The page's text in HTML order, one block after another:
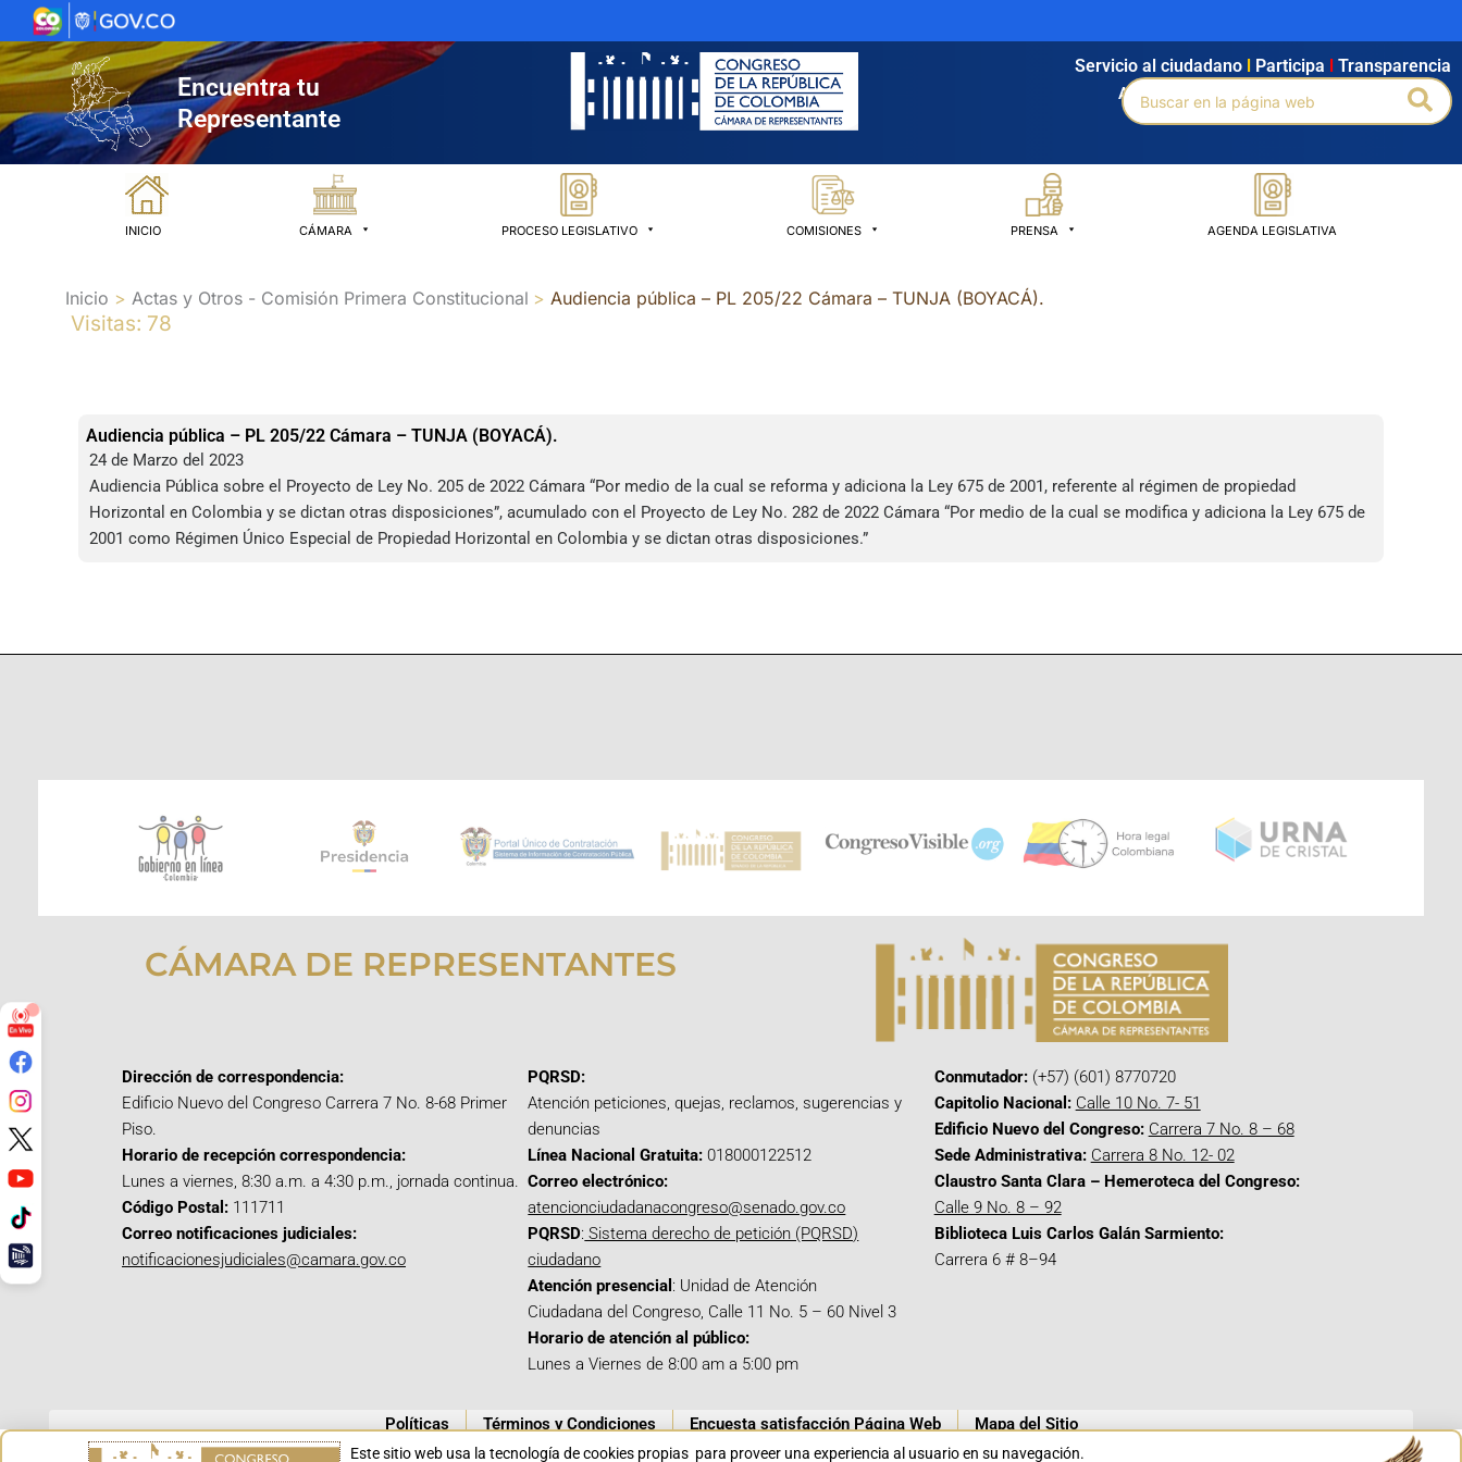
al
contenido
Encuentra tu
Representante
Agendamiento Intranet Búsqueda avanzada
Servicio al ciudadano Participa Transparencia
Buscar
por:
INICIO CÁMARA PROCESO LEGISLATIVO COMISIONES PRENSA AGENDA LEGISLATIVA
Inicio Actas y Otros - Comisión Primera Constitucional Audiencia pública – PL 205/22 Cámara – TUNJA (BOYACÁ).
Visitas: 78
Audiencia pública – PL 205/22 Cámara – TUNJA (BOYACÁ).
24 de Marzo del 2023
Audiencia Pública sobre el Proyecto de Ley No. 205 de 2022 Cámara “Por medio de la cual se reforma y adiciona la Ley 675 de 2001, referente al régimen de propiedad
Horizontal en Colombia y se dictan otras disposiciones”, acumulado con el Proyecto de Ley No. 282 de 2022 Cámara “Por medio de la cual se modifica y adiciona la Ley 675 de
2001 como Régimen Único Especial de Propiedad Horizontal en Colombia y se dictan otras disposiciones.”
CÁMARA DE REPRESENTANTES
Dirección de correspondencia:
Edificio Nuevo del Congreso Carrera 7 No. 8-68 Primer
Piso.
Horario de recepción correspondencia:
Lunes a viernes, 8:30 a.m. a 4:30 p.m., jornada continua.
Código Postal: 111711
Correo notificaciones judiciales:
notificacionesjudiciales@camara.gov.co
PQRSD:
Atención peticiones, quejas, reclamos, sugerencias y
denuncias
Línea Nacional Gratuita: 018000122512
Correo electrónico:
atencionciudadanacongreso@senado.gov.co
PQRSD: Sistema derecho de petición (PQRSD)
ciudadano
Atención presencial : Unidad de Atención
Ciudadana del Congreso, Calle 11 No. 5 – 60 Nivel 3
Horario de atención al público:
Lunes a Viernes de 8:00 am a 5:00 pm
Conmutador:(+57) (601) 8770720
Capitolio Nacional: Calle 10 No. 7- 51
Edificio Nuevo del Congreso: Carrera 7 No. 8 – 68
Sede Administrativa: Carrera 8 No. 12- 02
Claustro Santa Clara – Hemeroteca del Congreso:
Calle 9 No. 8 – 92
Biblioteca Luis Carlos Galán Sarmiento:
Carrera 6 # 8–94
Políticas Términos y Condiciones Encuesta satisfacción Página Web Mapa del Sitio
Este sitio web usa la tecnología de cookies propias para proveer una experiencia al usuario en su navegación.